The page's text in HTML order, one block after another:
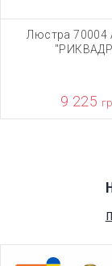
Люстра 70004
9 225